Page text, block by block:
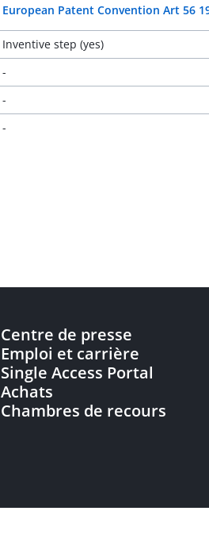
European Patent Convention Art 56
Inventive step (yes)
-
-
-
Centre de presse
Emploi et carrière
Single Access Portal
Achats
Chambres de recours